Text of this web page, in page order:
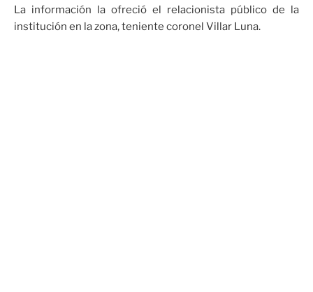
La información la ofreció el relacionista público de la
institución en la zona, teniente coronel Villar Luna.